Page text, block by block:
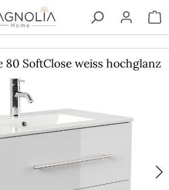
80 SoftClose weiss hochglanz